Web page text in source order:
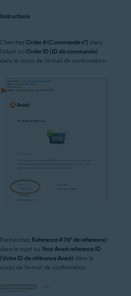
Instructions
Cherchez Order # (Commande n°) dans
l’objet ou Order ID (ID de commande)
dans le corps de l’e-mail de confirmation.
Recherchez Reference # (N° de référence)
dans le sujet ou Your Avast reference ID
(Votre ID de référence Avast) dans le
corps de l’e-mail de confirmation.